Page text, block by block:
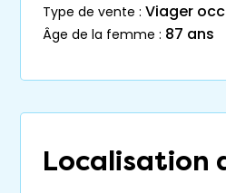
type de vente : Viager
âge de la femme : 87 ans
Localisation